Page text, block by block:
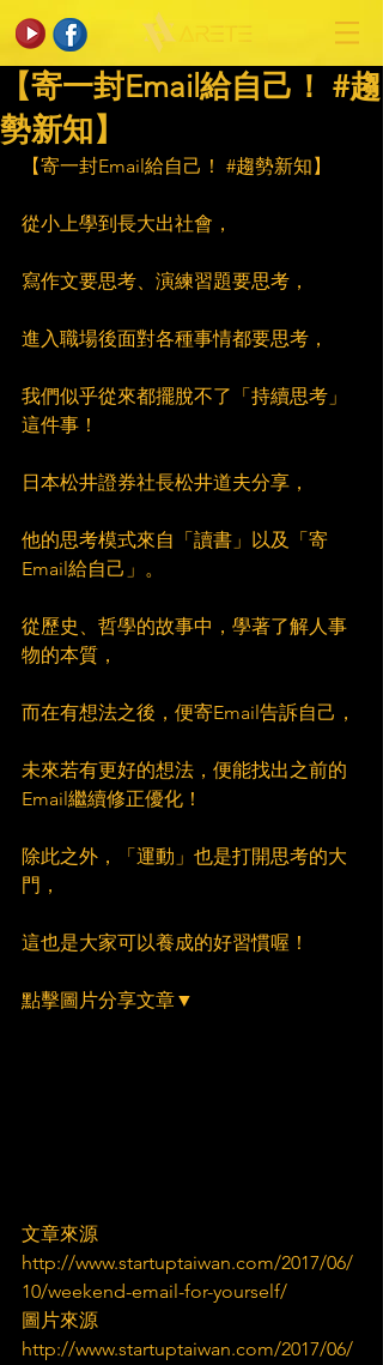
【寄一封Email給自己！ #趨
勢新知】
【寄一封Email給自己！ #趨勢新知】
從小上學到長大出社會，
寫作文要思考、演練習題要思考，
進入職場後面對各種事情都要思考，
我們似乎從來都擺脫不了「持續思考」
這件事！
日本松井證券社長松井道夫分享，
他的思考模式來自「讀書」以及「寄
Email給自己」。
從歷史、哲學的故事中，學著了解人事
物的本質，
而在有想法之後，便寄Email告訴自己，
未來若有更好的想法，便能找出之前的
Email繼續修正優化！
除此之外，「運動」也是打開思考的大
門，
這也是大家可以養成的好習慣喔！
點擊圖片分享文章▼
文章來源
http://www.startuptaiwan.com/2017/06/
10/weekend-email-for-yourself/
圖片來源
http://www.startuptaiwan.com/2017/06/